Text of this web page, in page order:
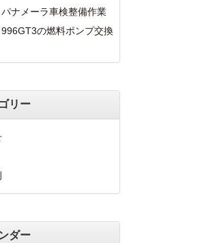
ナメーラ車検整備作業
の燃料ポンプ交換
リー
ダー